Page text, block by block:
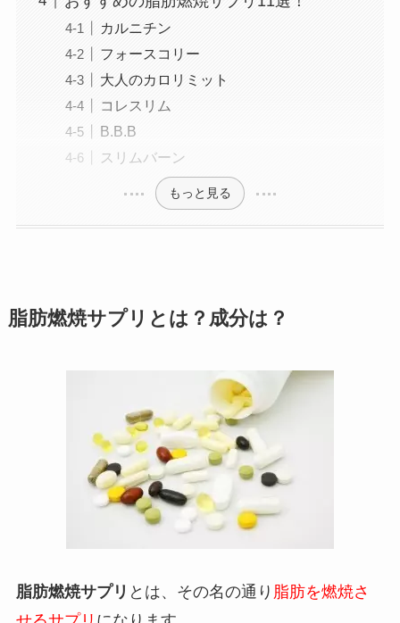
カルニチン
フォースコリー
大人のカロリミット
コレスリム
B.B.B
スリムバーン
もっと見る
脂肪燃焼サプリとは？成分は？
脂肪燃焼サプリ とは、その名の通り 脂肪を燃焼さ